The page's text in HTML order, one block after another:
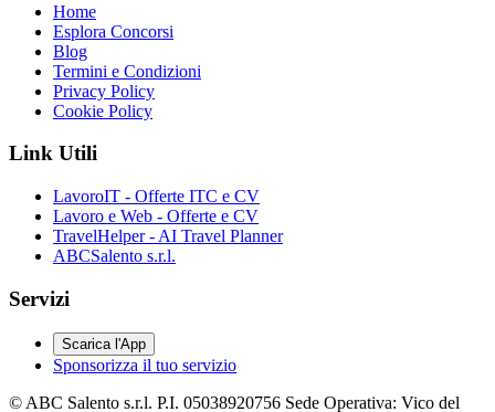
Home
Esplora Concorsi
Blog
Termini e Condizioni
Privacy Policy
Cookie Policy
Link Utili
LavoroIT - Offerte ITC e CV
Lavoro e Web - Offerte e CV
TravelHelper - AI Travel Planner
ABCSalento s.r.l.
Servizi
Scarica l'App
Sponsorizza il tuo servizio
© ABC Salento s.r.l. P.I. 05038920756 Sede Operativa: Vico del